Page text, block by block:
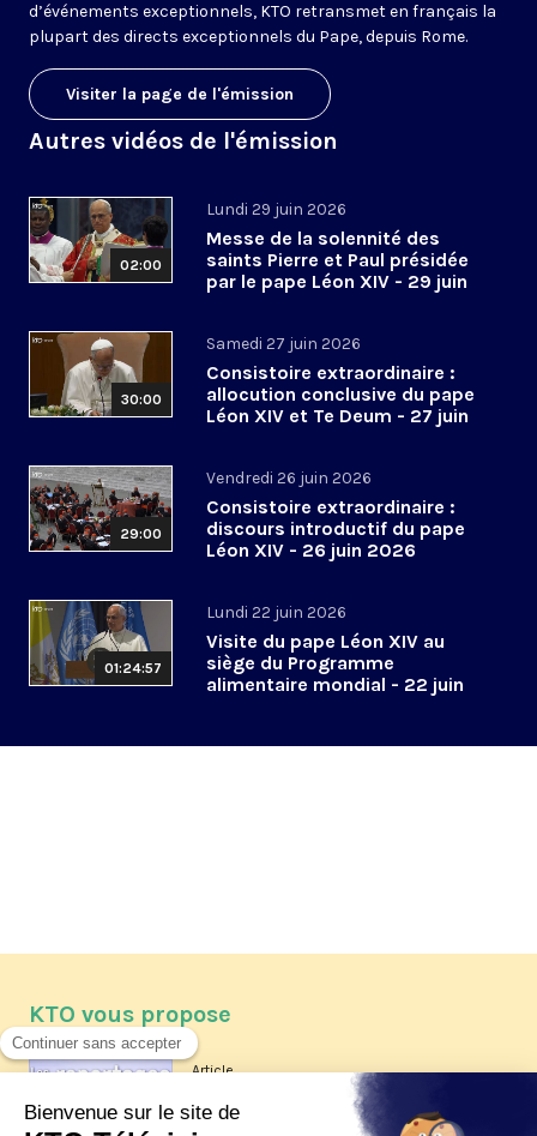
d’événements exceptionnels, KTO retransmet en français la
plupart des directs exceptionnels du Pape, depuis Rome.
Visiter la page de l'émission
Autres vidéos de l'émission
02:00
Lundi 29 juin 2026
Messe de la solennité des
saints Pierre et Paul présidée
par le pape Léon XIV - 29 juin
30:00
Samedi 27 juin 2026
Consistoire extraordinaire :
allocution conclusive du pape
Léon XIV et Te Deum - 27 juin
29:00
Vendredi 26 juin 2026
Consistoire extraordinaire :
discours introductif du pape
Léon XIV - 26 juin 2026
01:24:57
Lundi 22 juin 2026
Visite du pape Léon XIV au
siège du Programme
alimentaire mondial - 22 juin
KTO vous propose
Article
Les reportages d'été 2026 de KTO